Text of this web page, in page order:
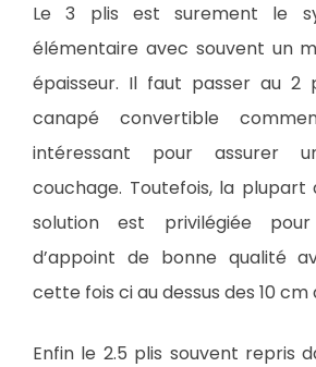
Le 3 plis est surement le
élémentaire avec souvent un
épaisseur. Il faut passer au 2
canapé convertible
intéressant pour assurer
couchage. Toutefois, la
solution est privilégiée
d’appoint de bonne qualité
cette fois ci au dessus des 10 cm
Enfin le 2.5 plis souvent repris